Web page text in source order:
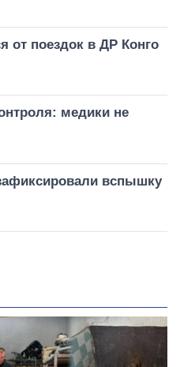
от поездок в ДР Конго
медики не
вспышку